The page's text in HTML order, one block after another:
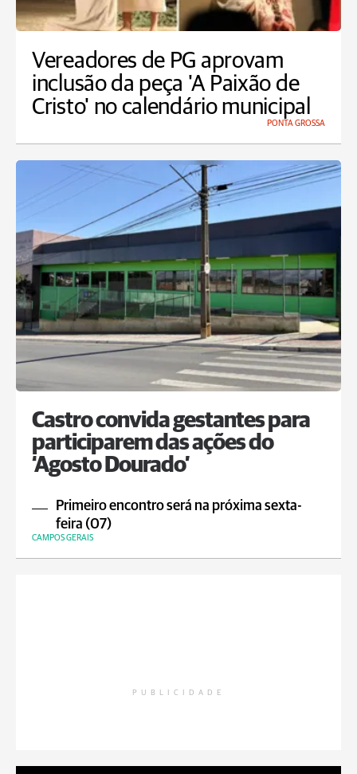
Vereadores de PG aprovam
inclusão da peça 'A Paixão de
Cristo' no calendário municipal
PONTA GROSSA
Castro convida gestantes para
participarem das ações do
‘Agosto Dourado’
Primeiro encontro será na próxima sexta-
feira (07)
CAMPOS GERAIS
PUBLICIDADE